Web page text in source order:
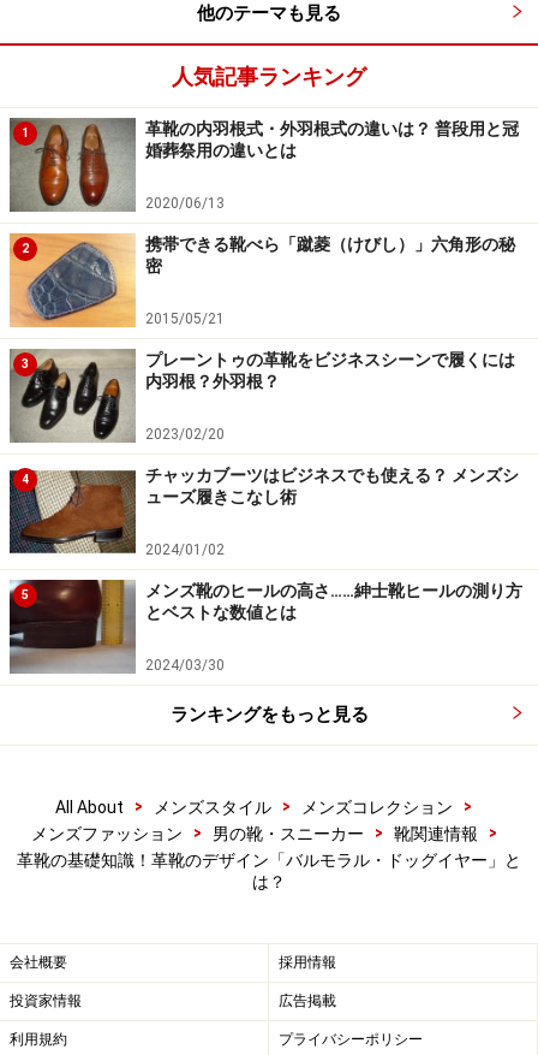
「バルモラル」の誤用や混用を避けるため
の呼び名もあります！
では、どのように区別して言い分けたらいいのでしょう
か。
実は、この言葉の代わりに、かかと部までステッチが伸
び切る形状は「ガロッシュ」
（Galoshes。この表現は本
来「アッパーの下半分に被せるオーバーシューズ」の意
味で、それを装着した形状に似ていることに由来する表
現）、内羽根式の紐靴は「オックスフォード」と、それ
ぞれ別な言い方があり、最近は誤用や混用を避けるため
にこのように示す場合も多々あります。
美しさと機能がせめぎ合う！革靴かかと部
の2大意匠
次のテーマは、
靴の用途と構造上、強度をしっかり出す必要もある「
かと部」について。
多くの靴では、その中心にある縫い割りを露出させない
きればスッキリ見せたいという要望は常にあるもので、
それに最大限応えたのが、下の写真にあるような「シー
かかと部に縫い目の全くない「シームレスヒール」です。こ
の靴はカントリー的な要素が強いのですが、スッキリ見える
こともあって、どちらかと言えば格式の高い場で用いる靴に
向いた意匠です。
他のテーマも見る
人気記事ランキング
1
革靴の内羽根式・外羽根式の違いは？ 普段用と冠
婚葬祭用の違いとは
2020/06/13
2
携帯できる靴べら「蹴菱（けびし）」六角形の秘
密
2015/05/21
3
プレーントゥの革靴をビジネスシーンで履くには
内羽根？外羽根？
2023/02/20
4
チャッカブーツはビジネスでも使える？ メンズシ
ューズ履きこなし術
2024/01/02
5
メンズ靴のヒールの高さ……紳士靴ヒールの測り方
とベストな数値とは
2024/03/30
ランキングをもっと見る
All About > メンズスタイル > メンズコレクション
>
メンズファッション
> 男の靴・スニーカー > 靴関連情報
>
革靴の基礎知識！革靴のデザイン「バルモラル・ドッグイヤー」と
は？
会社概要 採用情報
投資家情報 広告掲載
利用規約 プライバシーポリシー